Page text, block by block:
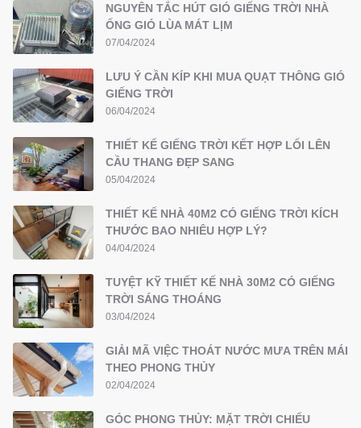
NGUYÊN TẮC HÚT GIÓ GIẾNG TRỜI NHÀ
ỐNG GIÓ LÙA MÁT LỊM
07/04/2024
LƯU Ý CẦN KÍP KHI MUA QUẠT THÔNG GIÓ
GIẾNG TRỜI
06/04/2024
THIẾT KẾ GIẾNG TRỜI KẾT HỢP LỐI LÊN
CẦU THANG ĐẸP SANG
05/04/2024
THIẾT KẾ NHÀ 40M2 CÓ GIẾNG TRỜI KÍCH
THƯỚC BAO NHIÊU HỢP LÝ?
04/04/2024
TUYỆT KỸ THIẾT KẾ NHÀ 30M2 CÓ GIẾNG
TRỜI SÁNG THOÁNG
03/04/2024
GIẢI MÃ VIỆC THOÁT NƯỚC MƯA TRÊN MÁI
THEO PHONG THỦY
02/04/2024
GÓC PHONG THỦY: MẶT TRỜI CHIẾU